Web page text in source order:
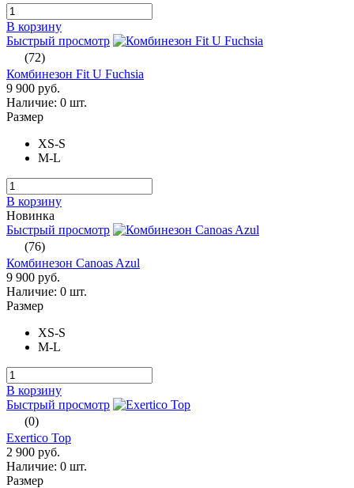
В корзину
Быстрый просмотр
(72)
Комбинезон Fit U Fuchsia
9 900 руб.
Наличие: 0 шт.
Размер
XS-S
M-L
В корзину
Новинка
Быстрый просмотр
(76)
Комбинезон Canoas Azul
9 900 руб.
Наличие: 0 шт.
Размер
XS-S
M-L
В корзину
Быстрый просмотр
(0)
Exertico Top
2 900 руб.
Наличие: 0 шт.
Размер